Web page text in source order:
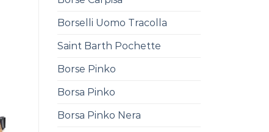
Borselli Uomo Tracolla
Saint Barth Pochette
Borse Pinko
Borsa Pinko
Borsa Pinko Nera